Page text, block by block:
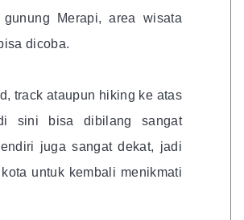
Merapi, area wisata
dicoba.
track ataupun hiking ke atas
sini bisa dibilang sangat
juga sangat dekat, jadi
untuk kembali menikmati